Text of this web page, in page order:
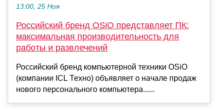
13:00, 25 Ноя
Российский бренд OSiO представляет ПК:
максимальная производительность для
работы и развлечений
Российский бренд компьютерной техники OSiO
(компании ICL Техно) объявляет о начале продаж
нового персонального компьютера......